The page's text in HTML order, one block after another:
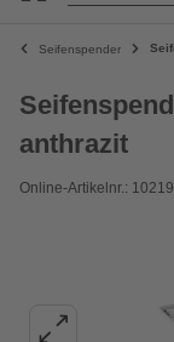
Seifenspender
anthrazit
Online-Artikelnr.: